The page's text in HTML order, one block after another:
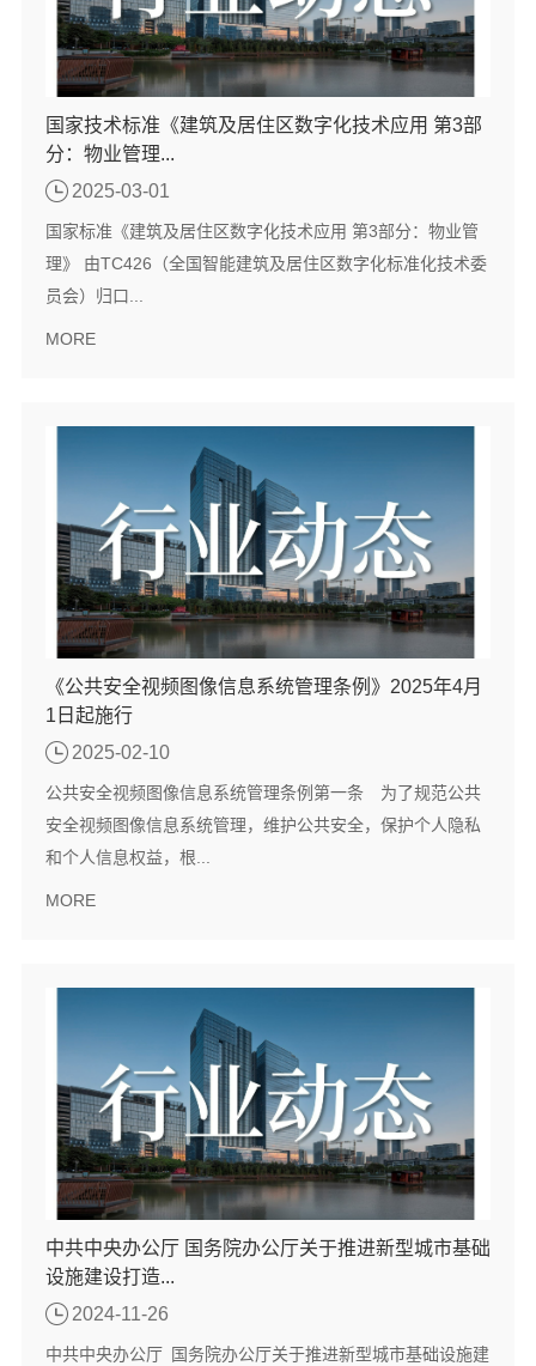
国家技术标准《建筑及居住区数字化技术应用 第3部
分：物业管理...
2025-03-01
国家标准《建筑及居住区数字化技术应用 第3部分：物业管
理》 由TC426（全国智能建筑及居住区数字化标准化技术委
员会）归口...
MORE
《公共安全视频图像信息系统管理条例》2025年4月
1日起施行
2025-02-10
公共安全视频图像信息系统管理条例第一条 为了规范公共
安全视频图像信息系统管理，维护公共安全，保护个人隐私
和个人信息权益，根...
MORE
中共中央办公厅 国务院办公厅关于推进新型城市基础
设施建设打造...
2024-11-26
中共中央办公厅 国务院办公厅关于推进新型城市基础设施建